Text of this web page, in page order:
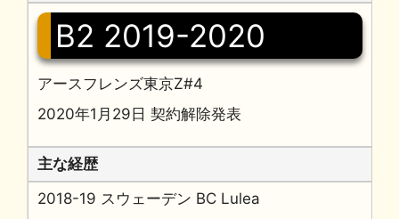
B2 2019-2020
アースフレンズ東京Z#4
2020年1月29日 契約解除発表
主な経歴
2018-19 スウェーデン BC Lulea